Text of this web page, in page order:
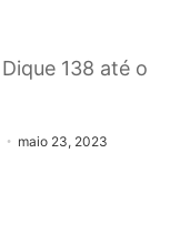
138 até o
maio 23, 2023